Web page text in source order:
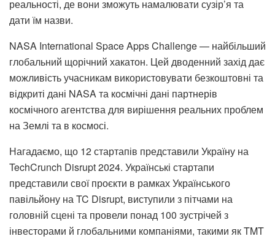
реальності, де вони зможуть намалювати сузір’я та
дати їм назви.
NASA International Space Apps Challenge — найбільший
глобальний щорічний хакатон. Цей дводенний захід дає
можливість учасникам використовувати безкоштовні та
відкриті дані NASA та космічні дані партнерів
космічного агентства для вирішення реальних проблем
на Землі та в космосі.
Нагадаємо, що 12 стартапів представили Україну на
TechCrunch Disrupt 2024. Українські стартапи
представили свої проєкти в рамках Українського
павільйону на TC Disrupt, виступили з пітчами на
головній сцені та провели понад 100 зустрічей з
інвесторами й глобальними компаніями, такими як TMT